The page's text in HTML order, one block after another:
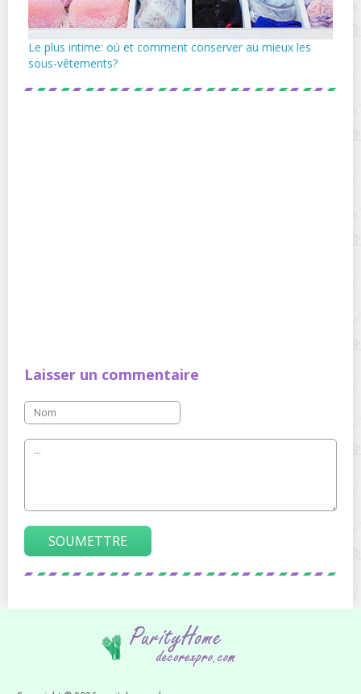
Le plus intime: où et comment conserver au mieux les
sous-vêtements?
Laisser un commentaire
SOUMETTRE